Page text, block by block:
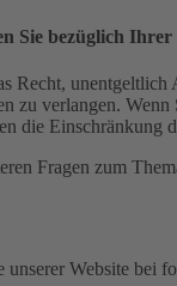
Sie bezüglich Ihrer
Recht,
zu verlangen.
die Einschränkung
Fragen zum
unserer Website bei